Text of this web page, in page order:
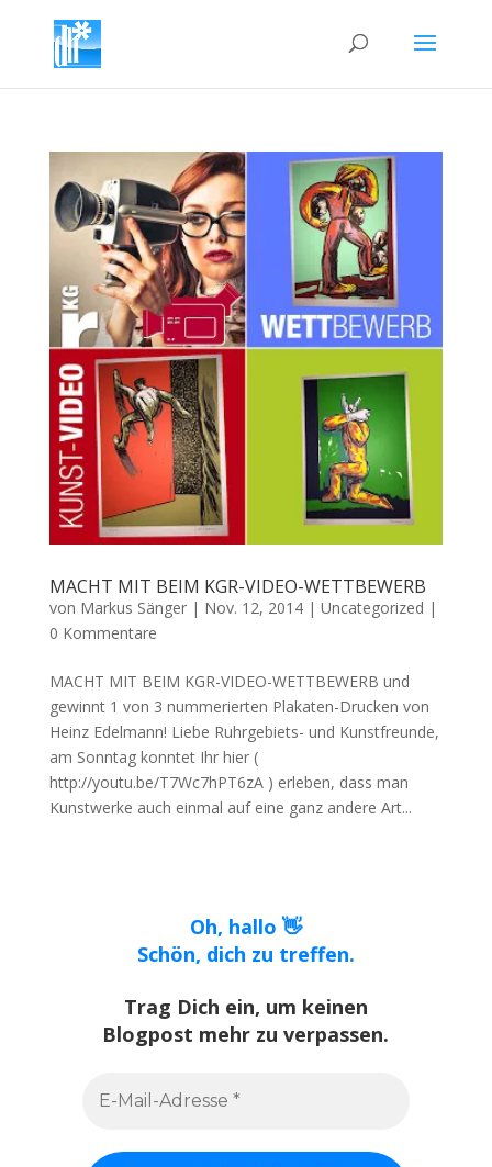
MACHT MIT BEIM KGR-VIDEO-WETTBEWERB
von Markus Sänger| Nov. 12, 2014| Uncategorized |
0 Kommentare
MACHT MIT BEIM KGR-VIDEO-WETTBEWERB und
gewinnt 1 von 3 nummerierten Plakaten-Drucken von
Heinz Edelmann! Liebe Ruhrgebiets- und Kunstfreunde,
am Sonntag konntet Ihr hier (
http://youtu.be/T7Wc7hPT6zA ) erleben, dass man
Kunstwerke auch einmal auf eine ganz andere Art...
Oh, hallo 👋
Schön, dich zu treffen.
Trag Dich ein, um keinen
Blogpost mehr zu verpassen.